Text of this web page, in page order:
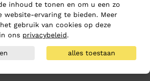
inhoud te tonen en om u een zo
website-ervaring te bieden. Meer
gebruik van cookies op deze
ons privacybeleid.
alles toestaan